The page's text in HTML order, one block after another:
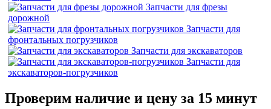
Запчасти для фрезы
дорожной
Запчасти для
фронтальных погрузчиков
Запчасти для экскаваторов
Запчасти для
экскаваторов-погрузчиков
Проверим наличие и цену за 15 минут